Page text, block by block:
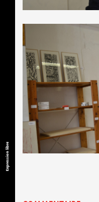
Expression libre